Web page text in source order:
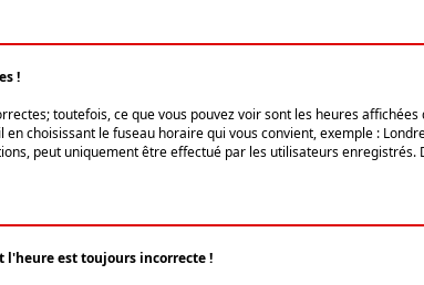
!
toutefois, ce que vous pouvez voir sont les heures
choisissant le fuseau horaire qui vous convient, exemple :
peut uniquement être effectué par les utilisateurs
l'heure est toujours incorrecte !